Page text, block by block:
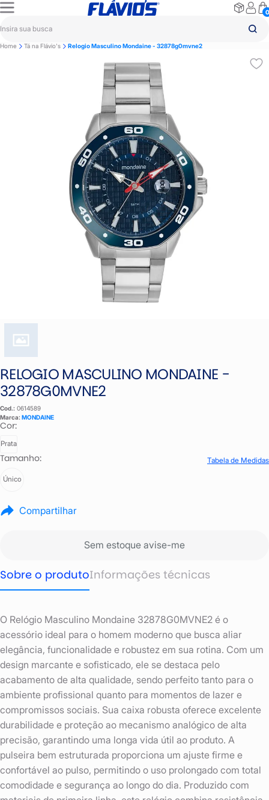
0
Home Tá na Flávio's Relogio Masculino Mondaine - 32878g0mvne2
RELOGIO MASCULINO MONDAINE -
32878G0MVNE2
Cod.: 0614589
Marca: MONDAINE
Cor:
Prata
Tamanho: Tabela de Medidas
Único
Compartilhar
Sem estoque avise-me
Sobre o produtoInformações técnicas
O Relógio Masculino Mondaine 32878G0MVNE2 é o
acessório ideal para o homem moderno que busca aliar
elegância, funcionalidade e robustez em sua rotina. Com um
design marcante e sofisticado, ele se destaca pelo
acabamento de alta qualidade, sendo perfeito tanto para o
ambiente profissional quanto para momentos de lazer e
compromissos sociais. Sua caixa robusta oferece excelente
durabilidade e proteção ao mecanismo analógico de alta
precisão, garantindo uma longa vida útil ao produto. A
pulseira bem estruturada proporciona um ajuste firme e
confortável ao pulso, permitindo o uso prolongado com total
comodidade e segurança ao longo do dia. Produzido com